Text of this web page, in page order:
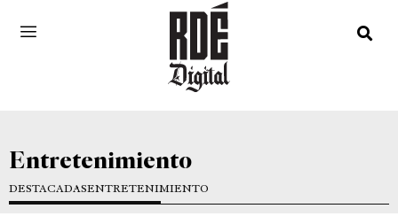
Entretenimiento
DESTACADASENTRETENIMIENTO